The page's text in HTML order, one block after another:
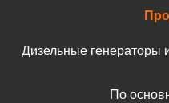
Дизельные генераторы
По